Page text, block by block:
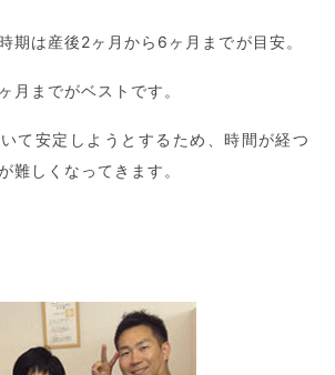
期は産後2ヶ月から6ヶ月までが目安。
月までがベストです。
て安定しようとするため、時間が経つ
難しくなってきます。